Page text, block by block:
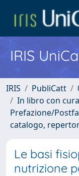
IRIS
IRIS PubliCatt
In libro con
Prefazione/
catalogo,
Le basi
nutrizione